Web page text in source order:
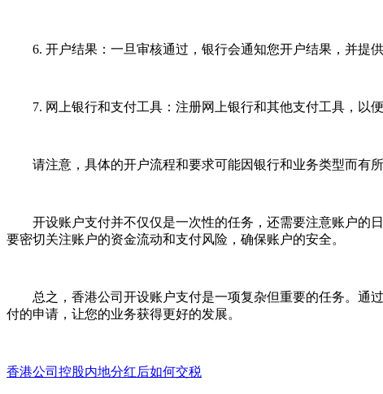
6. 开户结果：一旦审核通过，银行会通知您开户结果，并提供
7. 网上银行和支付工具：注册网上银行和其他支付工具，以便
请注意，具体的开户流程和要求可能因银行和业务类型而有所
开设账户支付并不仅仅是一次性的任务，还需要注意账户的日
要密切关注账户的资金流动和支付风险，确保账户的安全。
总之，香港公司开设账户支付是一项复杂但重要的任务。通过
付的申请，让您的业务获得更好的发展。
香港公司控股内地分红后如何交税